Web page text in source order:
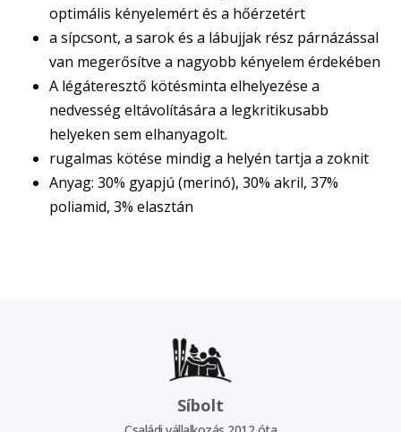
optimális kényelemért és a hőérzetért
a sípcsont, a sarok és a lábujjak rész párnázással
van megerősítve a nagyobb kényelem érdekében
A légáteresztő kötésminta elhelyezése a
nedvesség eltávolítására a legkritikusabb
helyeken sem elhanyagolt.
rugalmas kötése mindig a helyén tartja a zoknit
Anyag: 30% gyapjú (merinó), 30% akril, 37%
poliamid, 3% elasztán
Síbolt